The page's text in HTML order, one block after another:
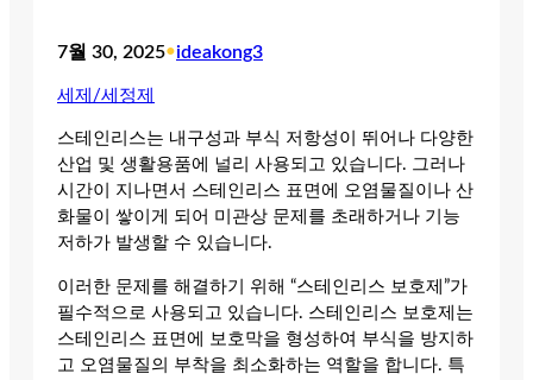
7월 30, 2025•ideakong3
세제/세정제
스테인리스는 내구성과 부식 저항성이 뛰어나 다양한
산업 및 생활용품에 널리 사용되고 있습니다. 그러나
시간이 지나면서 스테인리스 표면에 오염물질이나 산
화물이 쌓이게 되어 미관상 문제를 초래하거나 기능
저하가 발생할 수 있습니다.
이러한 문제를 해결하기 위해 “스테인리스 보호제”가
필수적으로 사용되고 있습니다. 스테인리스 보호제는
스테인리스 표면에 보호막을 형성하여 부식을 방지하
고 오염물질의 부착을 최소화하는 역할을 합니다. 특